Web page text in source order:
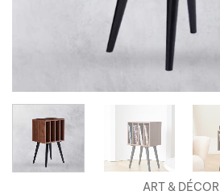
ART & DÉCOR